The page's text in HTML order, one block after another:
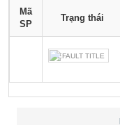
Mã
SP
Trạng thái
DEFAULT TITLE